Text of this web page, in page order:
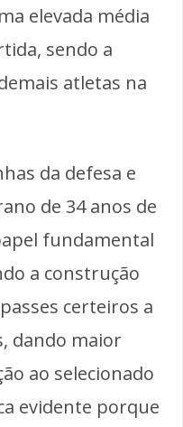
elevada média
sendo a
atletas na
da defesa e
de 34 anos de
fundamental
a construção
certeiros a
dando maior
ao selecionado
evidente porque